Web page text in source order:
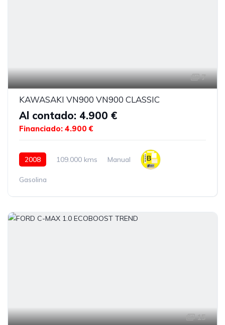
7
KAWASAKI VN900 VN900 CLASSIC
Al contado: 4.900 €
Financiado: 4.900 €
2008 109.000 kms Manual
Gasolina
15